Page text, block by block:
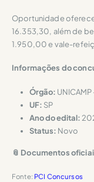
Oportunidade
16.353,30, além de
1.950,00 e vale-
Informações do
Órgão: UNICAMP
UF: SP
Ano do edital:
Status: Novo
📎 Documentos
Fonte: PCI Concursos